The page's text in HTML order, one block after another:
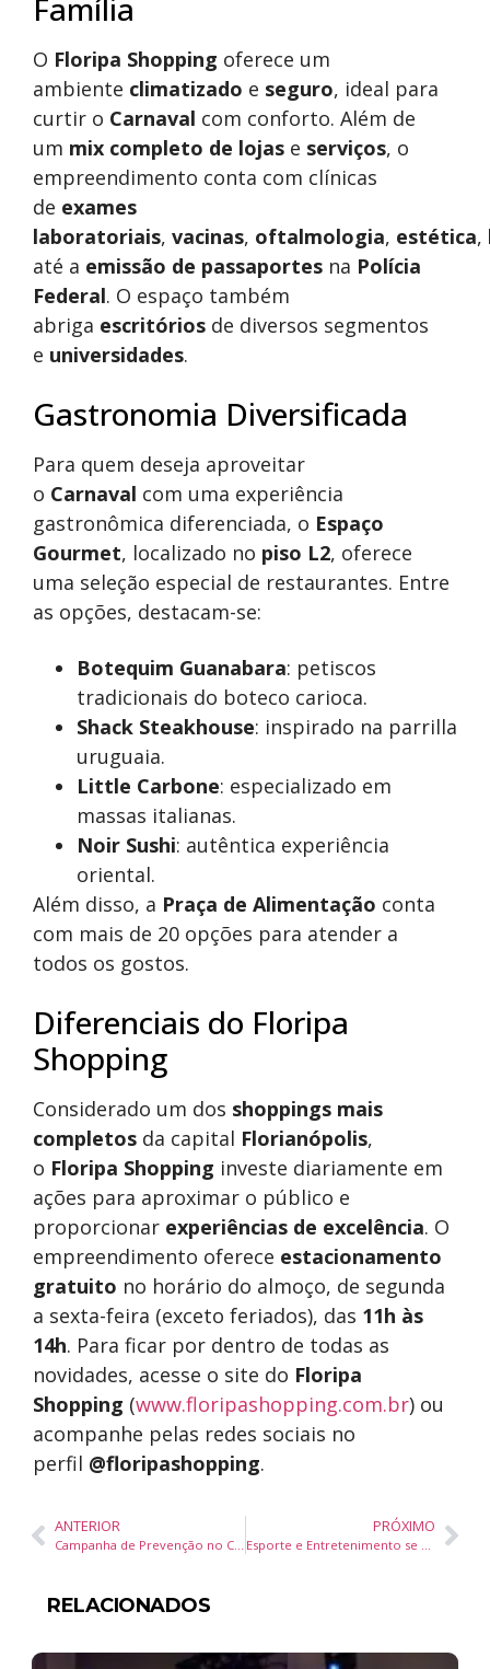
Família
O Floripa Shopping oferece um
ambiente climatizado e seguro, ideal para
curtir o Carnaval com conforto. Além de
um mix completo de lojas e serviços, o
empreendimento conta com clínicas
de exames
laboratoriais, vacinas, oftalmologia, estética,
até a emissão de passaportes na Polícia
Federal. O espaço também
abriga escritórios de diversos segmentos
e universidades.
Gastronomia Diversificada
Para quem deseja aproveitar
o Carnaval com uma experiência
gastronômica diferenciada, o Espaço
Gourmet, localizado no piso L2, oferece
uma seleção especial de restaurantes. Entre
as opções, destacam-se:
Botequim Guanabara: petiscos
tradicionais do boteco carioca.
Shack Steakhouse: inspirado na parrilla
uruguaia.
Little Carbone: especializado em
massas italianas.
Noir Sushi: autêntica experiência
oriental.
Além disso, a Praça de Alimentação conta
com mais de 20 opções para atender a
todos os gostos.
Diferenciais do Floripa
Shopping
Considerado um dos shoppings mais
completos da capital Florianópolis,
o Floripa Shopping investe diariamente em
ações para aproximar o público e
proporcionar experiências de excelência. O
empreendimento oferece estacionamento
gratuito no horário do almoço, de segunda
a sexta-feira (exceto feriados), das 11h às
14h. Para ficar por dentro de todas as
novidades, acesse o site do Floripa
Shopping (www.floripashopping.com.br) ou
acompanhe pelas redes sociais no
perfil @floripashopping.
ANTERIOR
Campanha de Prevenção no Carnaval Alerta para a Importância do Uso de Preservativos em Itapema
PRÓXIMO
Esporte e Entretenimento se Unem em Eventos como a Jurerê Night Run em Florianópolis
RELACIONADOS